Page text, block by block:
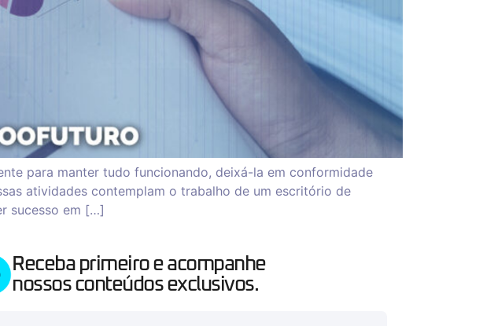
para manter tudo funcionando, deixá-la em conformidade
atividades contemplam o trabalho de um escritório de
sucesso em […]
Receba primeiro e acompanhe
nossos conteúdos exclusivos.